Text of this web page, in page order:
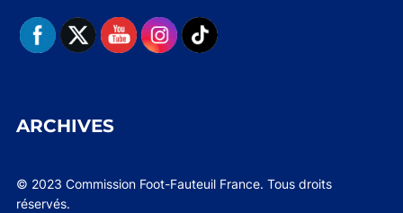
ARCHIVES
© 2023 Commission Foot-Fauteuil France. Tous droits
réservés.